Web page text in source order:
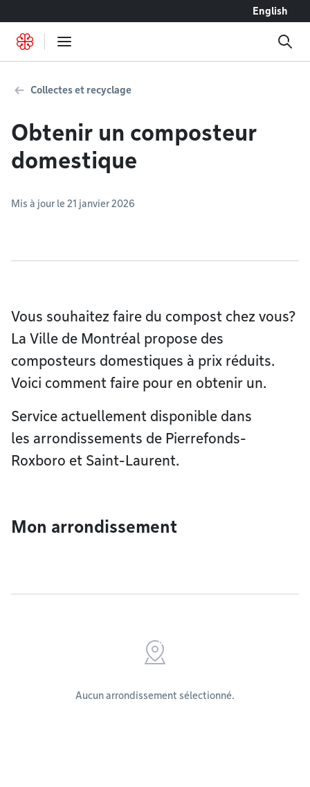
English
Collectes et recyclage
Obtenir un composteur
domestique
Mis à jour le 21 janvier 2026
Vous souhaitez faire du compost chez vous?
La Ville de Montréal propose des
composteurs domestiques à prix réduits.
Voici comment faire pour en obtenir un.
Service actuellement disponible dans
les arrondissements de Pierrefonds-
Roxboro et Saint-Laurent.
Mon arrondissement
Aucun arrondissement sélectionné.